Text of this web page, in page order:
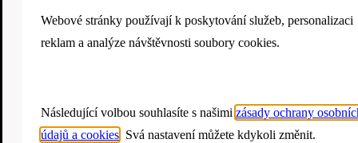
Webové stránky používají k poskytování služeb, personalizaci
reklam a analýze návštěvnosti soubory cookies.
Následující volbou souhlasíte s našimi zásady ochrany
údajů a cookies . Svá nastavení můžete kdykoli změnit.